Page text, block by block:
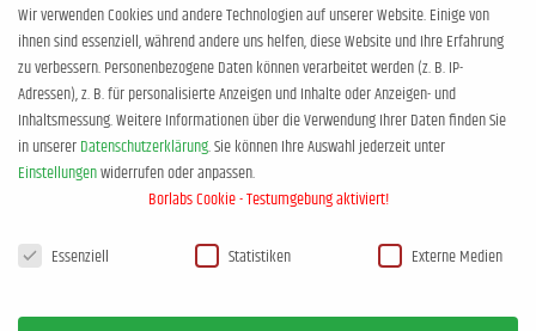
Wir verwenden Cookies und andere Technologien auf unserer Website. Einige von
ihnen sind essenziell, während andere uns helfen, diese Website und Ihre Erfahrung
zu verbessern.Personenbezogene Daten können verarbeitet werden (z. B. IP-
Adressen), z. B. für personalisierte Anzeigen und Inhalte oder Anzeigen- und
Inhaltsmessung.Weitere Informationen über die Verwendung Ihrer Daten finden Sie
in unsererDatenschutzerklärung.Sie können Ihre Auswahl jederzeit unter
Einstellungenwiderrufen oder anpassen.
Borlabs Cookie - Testumgebung aktiviert!
Datenschutzeinstellungen
Essenziell Statistiken Externe Medien